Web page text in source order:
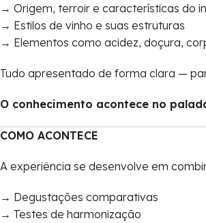
→ Origem, terroir e características do
→ Estilos de vinho e suas estruturas
→ Elementos como acidez, doçura,
Tudo apresentado de forma clara —
O conhecimento acontece no
COMO ACONTECE
A experiência se desenvolve em
→ Degustações comparativas
→ Testes de harmonização